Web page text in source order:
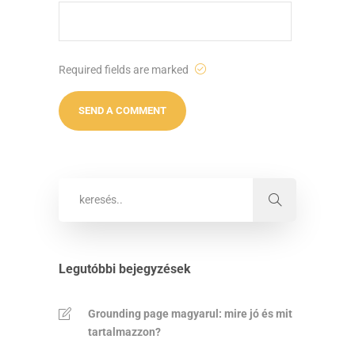
Required fields are marked
Legutóbbi bejegyzések
Grounding page magyarul: mire jó és mit
tartalmazzon?